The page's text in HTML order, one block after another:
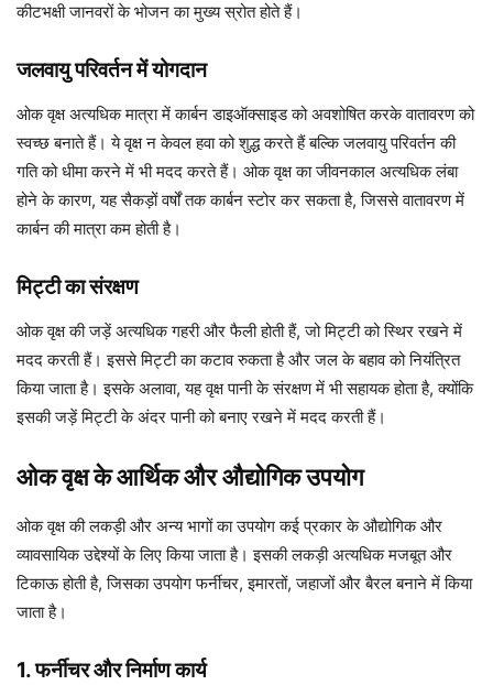
कीटभक्षी जानवरों के भोजन का मुख्य स्रोत होते हैं।
जलवायु परिवर्तन में योगदान
ओक वृक्ष अत्यधिक मात्रा में कार्बन डाइऑक्साइड को अवशोषित करके वातावरण को
स्वच्छ बनाते हैं। ये वृक्ष न केवल हवा को शुद्ध करते हैं बल्कि जलवायु परिवर्तन की
गति को धीमा करने में भी मदद करते हैं। ओक वृक्ष का जीवनकाल अत्यधिक लंबा
होने के कारण, यह सैकड़ों वर्षों तक कार्बन स्टोर कर सकता है, जिससे वातावरण में
कार्बन की मात्रा कम होती है।
मिट्टी का संरक्षण
ओक वृक्ष की जड़ें अत्यधिक गहरी और फैली होती हैं, जो मिट्टी को स्थिर रखने में
मदद करती हैं। इससे मिट्टी का कटाव रुकता है और जल के बहाव को नियंत्रित
किया जाता है। इसके अलावा, यह वृक्ष पानी के संरक्षण में भी सहायक होता है, क्योंकि
इसकी जड़ें मिट्टी के अंदर पानी को बनाए रखने में मदद करती हैं।
ओक वृक्ष के आर्थिक और औद्योगिक उपयोग
ओक वृक्ष की लकड़ी और अन्य भागों का उपयोग कई प्रकार के औद्योगिक और
व्यावसायिक उद्देश्यों के लिए किया जाता है। इसकी लकड़ी अत्यधिक मजबूत और
टिकाऊ होती है, जिसका उपयोग फर्नीचर, इमारतों, जहाजों और बैरल बनाने में किया
जाता है।
1. फर्नीचर और निर्माण कार्य